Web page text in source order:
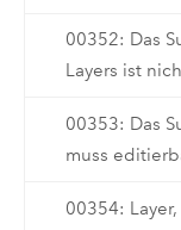
00352: Das
Layers ist
00353: Das
muss
00354: